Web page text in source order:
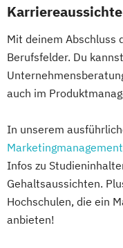
Mit deinem Abschluss
Berufsfelder. Du
auch im
In unserem
Infos zu
Gehaltsaussichten.
Hochschulen, die ein
anbieten!